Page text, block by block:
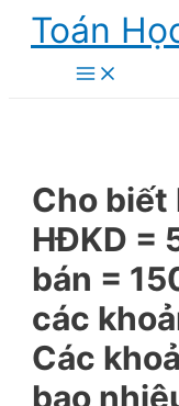
Skip
content
Toán
Main
Menu
Cho biết
HĐKD =
bán =
các
Các
bao